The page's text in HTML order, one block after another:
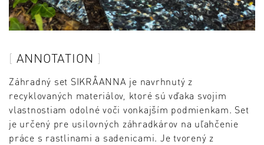
ANNOTATION
Záhradný set SIKRÅANNA je navrhnutý z
recyklovaných materiálov, ktoré sú vďaka svojim
vlastnostiam odolné voči vonkajším podmienkam. Set
je určený pre usilovných záhradkárov na uľahčenie
práce s rastlinami a sadenicami. Je tvorený z